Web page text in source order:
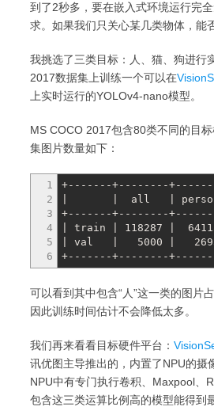
到了2秒多，要在嵌入式环境运行完
求。如果我们只关心某几类物体，能
我挑选了三类目标：人、猫、狗进行
2017数据集上训练一个可以在
上实时运行的YOLOv4-nano模型。
MS COCO 2017包含80类不同的目
集图片数量如下：
1
2
3
4
5
6
+-------+--------
| | all | person
+-------+--------
| train | 118287 |
| val | 5000 |
+-------+--------
可以看到其中包含“人”这一类的图片
因此训练时间估计不会降低太多。
我们再来看看目标硬件平台：
讯优图主导推出的，内置了NPU的摄
NPU中有专门执行卷积、Maxpool、
包含这三类运算比例高的模型能得到